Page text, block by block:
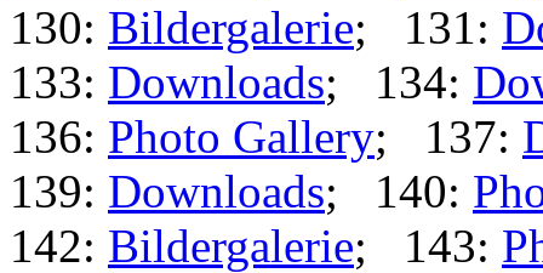
130: Bildergalerie; 131:
133: Downloads; 134:
136: Photo Gallery; 137:
139: Downloads; 140:
142: Bildergalerie; 143: